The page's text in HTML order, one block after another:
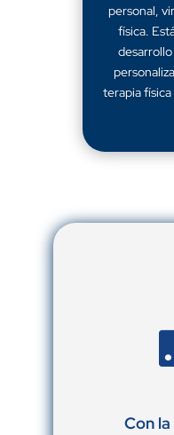
personal,
física.
terapia
Con